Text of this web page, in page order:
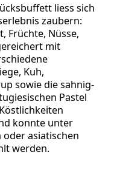
liess sich
zaubern:
Früchte, Nüsse,
mit
Kuh,
sowie die sahnig-
Pastel
konnte unter
asiatischen
werden.